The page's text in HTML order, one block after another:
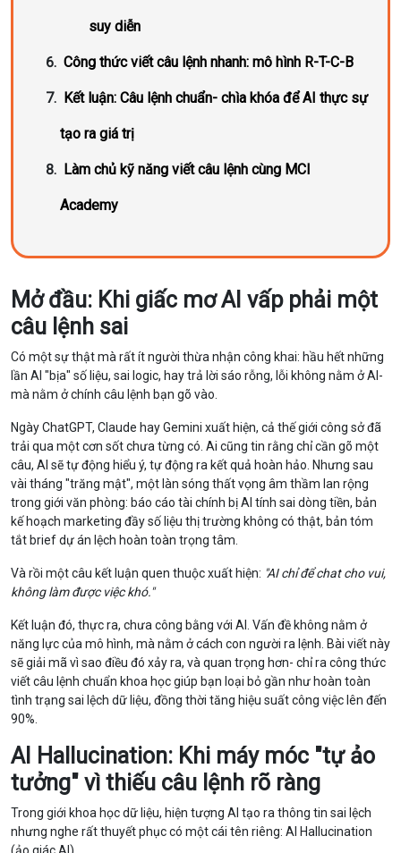
suy diễn
Công thức viết câu lệnh nhanh: mô hình R-T-C-B
Kết luận: Câu lệnh chuẩn- chìa khóa để AI thực sự
tạo ra giá trị
Làm chủ kỹ năng viết câu lệnh cùng MCI
Academy
Mở đầu: Khi giấc mơ AI vấp phải một
câu lệnh sai
Có một sự thật mà rất ít người thừa nhận công khai: hầu hết những
lần AI "bịa" số liệu, sai logic, hay trả lời sáo rỗng, lỗi không nằm ở AI-
mà nằm ở chính câu lệnh bạn gõ vào.
Ngày ChatGPT, Claude hay Gemini xuất hiện, cả thế giới công sở đã
trải qua một cơn sốt chưa từng có. Ai cũng tin rằng chỉ cần gõ một
câu, AI sẽ tự động hiểu ý, tự động ra kết quả hoàn hảo. Nhưng sau
vài tháng "trăng mật", một làn sóng thất vọng âm thầm lan rộng
trong giới văn phòng: báo cáo tài chính bị AI tính sai dòng tiền, bản
kế hoạch marketing đầy số liệu thị trường không có thật, bản tóm
tắt brief dự án lệch hoàn toàn trọng tâm.
Và rồi một câu kết luận quen thuộc xuất hiện: "AI chỉ để chat cho vui,
không làm được việc khó."
Kết luận đó, thực ra, chưa công bằng với AI. Vấn đề không nằm ở
năng lực của mô hình, mà nằm ở cách con người ra lệnh. Bài viết này
sẽ giải mã vì sao điều đó xảy ra, và quan trọng hơn- chỉ ra công thức
viết câu lệnh chuẩn khoa học giúp bạn loại bỏ gần như hoàn toàn
tình trạng sai lệch dữ liệu, đồng thời tăng hiệu suất công việc lên đến
90%.
AI Hallucination: Khi máy móc "tự ảo
tưởng" vì thiếu câu lệnh rõ ràng
Trong giới khoa học dữ liệu, hiện tượng AI tạo ra thông tin sai lệch
nhưng nghe rất thuyết phục có một cái tên riêng: AI Hallucination